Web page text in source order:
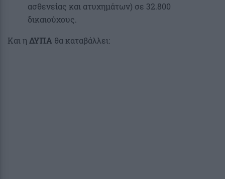
ασθενείας και ατυχημάτων) σε 32.800
δικαιούχους.
Και η ΔΥΠΑ θα καταβάλλει: